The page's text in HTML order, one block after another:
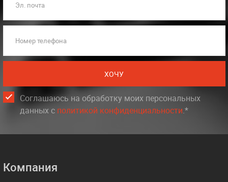
Эл. почта
Номер телефона
ХОЧУ
Соглашаюсь на обработку моих персональных
данных c политикой конфиденциальности.*
Компания